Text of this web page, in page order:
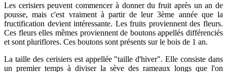
Les cerisiers peuvent commencer à donner du fruit après un an de
pousse, mais c'est vraiment à partir de leur 3ème année que la
fructification devient intéressante. Les fruits proviennent des fleurs.
Ces fleurs elles mêmes proviennent de boutons appellés différenciés
et sont pluriflores. Ces boutons sont présents sur le bois de 1 an.
La taille des cerisiers est appellée "taille d'hiver". Elle consiste dans
un premier temps à diviser la sève des rameaux longs que l'on